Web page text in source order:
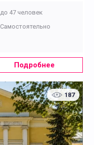
до 47 человек
Самостоятельно
Подробнее
187